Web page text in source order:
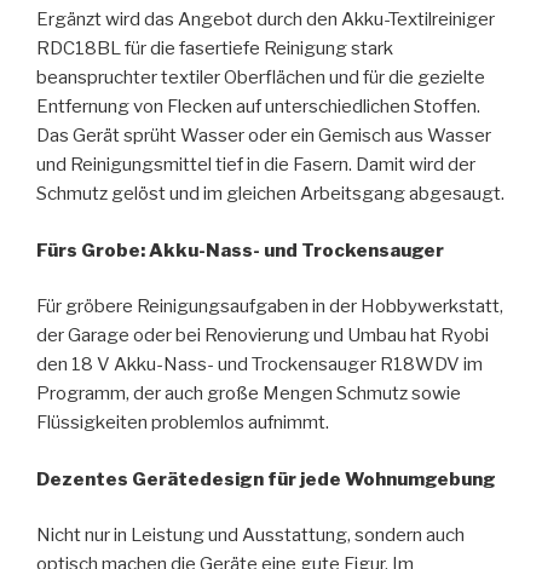
Ergänzt wird das Angebot durch den Akku-Textilreiniger
RDC18BL für die fasertiefe Reinigung stark
beanspruchter textiler Oberflächen und für die gezielte
Entfernung von Flecken auf unterschiedlichen Stoffen.
Das Gerät sprüht Wasser oder ein Gemisch aus Wasser
und Reinigungsmittel tief in die Fasern. Damit wird der
Schmutz gelöst und im gleichen Arbeitsgang abgesaugt.
Fürs Grobe: Akku-Nass- und Trockensauger
Für gröbere Reinigungsaufgaben in der Hobbywerkstatt,
der Garage oder bei Renovierung und Umbau hat Ryobi
den 18 V Akku-Nass- und Trockensauger R18WDV im
Programm, der auch große Mengen Schmutz sowie
Flüssigkeiten problemlos aufnimmt.
Dezentes Gerätedesign für jede Wohnumgebung
Nicht nur in Leistung und Ausstattung, sondern auch